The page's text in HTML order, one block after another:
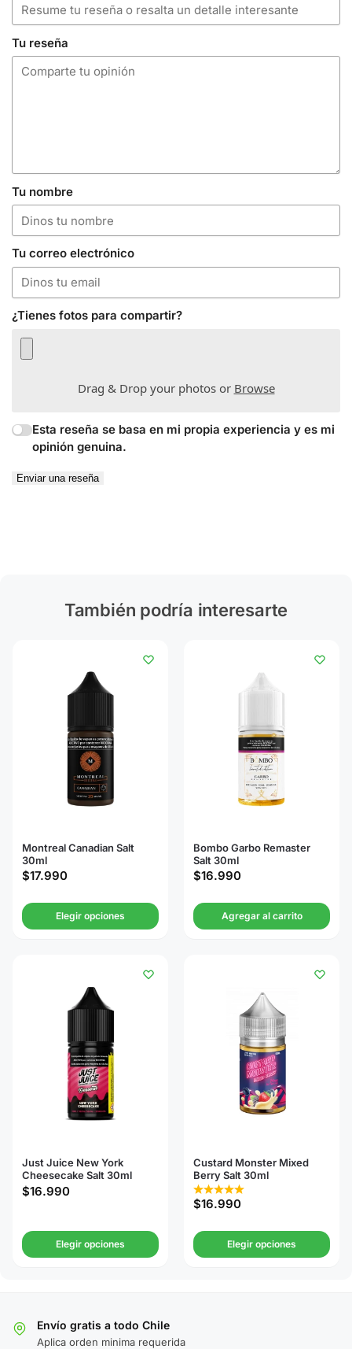
Tu reseña
Tu nombre
Tu correo electrónico
¿Tienes fotos para compartir?
Drag & Drop your photos or Browse
Esta reseña se basa en mi propia experiencia y es mi
opinión genuina.
Enviar una reseña
También podría interesarte
Montreal Canadian Salt
30ml
$17.990
Elegir opciones
Bombo Garbo Remaster
Salt 30ml
$16.990
Agregar al carrito
Just Juice New York
Cheesecake Salt 30ml
$16.990
Elegir opciones
Custard Monster Mixed
Berry Salt 30ml
$16.990
Elegir opciones
Envío gratis a todo Chile
Aplica orden minima requerida